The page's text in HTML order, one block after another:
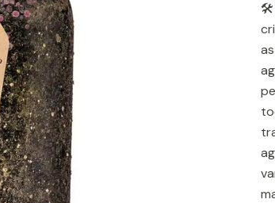
🛠️